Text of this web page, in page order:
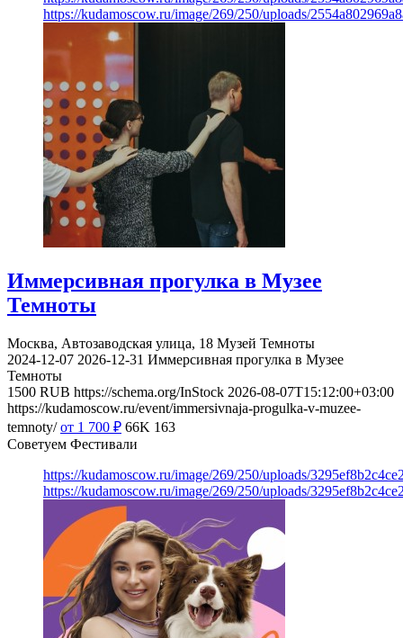
https://kudamoscow.ru/image/269/250/uploads/
Иммерсивная прогулка в Музее
Темноты
Москва, Автозаводская улица, 18 Музей Темноты
2024-12-07 2026-12-31 Иммерсивная прогулка в Музее
Темноты
1500 RUB https://schema.org/InStock 2026-08-07T15:12:00+03:00
https://kudamoscow.ru/event/immersivnaja-progulka-v-muzee-
temnoty/ от 1 700 ₽ 66K 163
Советуем Фестивали
https://kudamoscow.ru/image/269/250/uploads/
https://kudamoscow.ru/image/269/250/uploads/